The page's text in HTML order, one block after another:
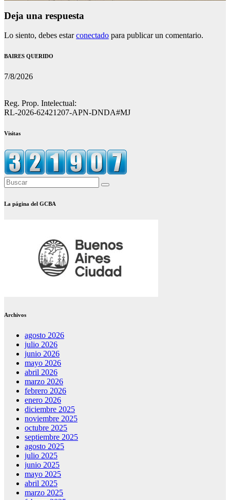
Deja una respuesta
Lo siento, debes estarconectado para publicar un comentario.
BAIRES QUERIDO
7/8/2026
Reg. Prop. Intelectual:
RL-2026-62421207-APN-DNDA#MJ
Visitas
La página del GCBA
Archivos
agosto 2026
julio 2026
junio 2026
mayo 2026
abril 2026
marzo 2026
febrero 2026
enero 2026
diciembre 2025
noviembre 2025
octubre 2025
septiembre 2025
agosto 2025
julio 2025
junio 2025
mayo 2025
abril 2025
marzo 2025